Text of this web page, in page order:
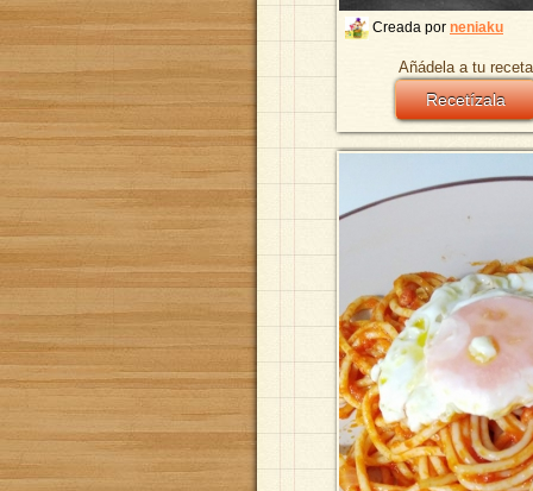
Creada por neniaku
Añádela a tu
Recetízala